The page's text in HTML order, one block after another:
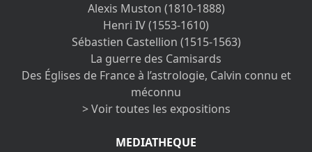
Alexis Muston (1810-1888)
Henri IV (1553-1610)
Sébastien Castellion (1515-1563)
La guerre des Camisards
Des Églises de France à l’astrologie, Calvin connu et
méconnu
> Voir toutes les expositions
MEDIATHEQUE